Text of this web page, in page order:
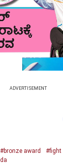
ADVERTISEMENT
#bronze award #fight